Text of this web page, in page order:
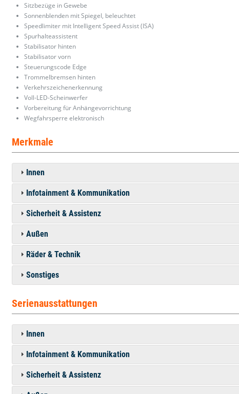
Sitzbezüge in Gewebe
Sonnenblenden mit Spiegel, beleuchtet
Speedlimiter mit Intelligent Speed Assist (ISA)
Spurhalteassistent
Stabilisator hinten
Stabilisator vorn
Steuerungscode Edge
Trommelbremsen hinten
Verkehrszeichenerkennung
Voll-LED-Scheinwerfer
Vorbereitung für Anhängevorrichtung
Wegfahrsperre elektronisch
Merkmale
Innen
Infotainment & Kommunikation
Sicherheit & Assistenz
Außen
Räder & Technik
Sonstiges
Serienausstattungen
Innen
Infotainment & Kommunikation
Sicherheit & Assistenz